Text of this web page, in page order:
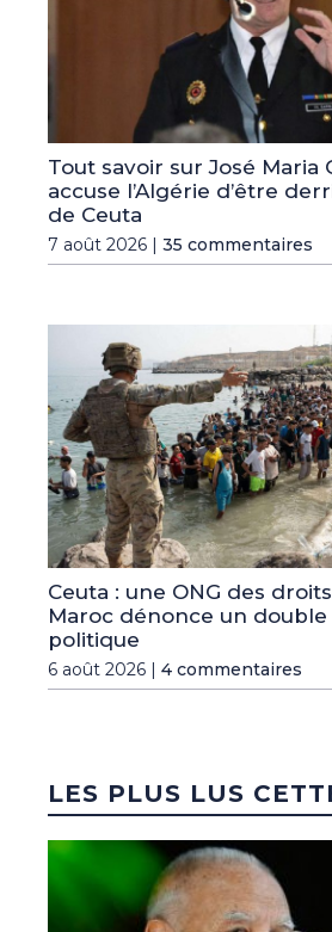
Tout savoir sur José Maria
accuse l’Algérie d’être
de Ceuta
7 août 2026 | 35 commentaires
Ceuta : une ONG des
Maroc dénonce un
politique
6 août 2026 | 4 commentaires
LES PLUS LUS